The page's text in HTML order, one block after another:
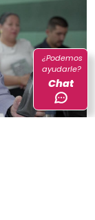
¿Podemos
ayudarle?
Chat